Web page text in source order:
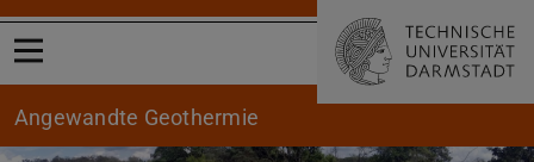
Menü öffnen
Angewandte Geothermie